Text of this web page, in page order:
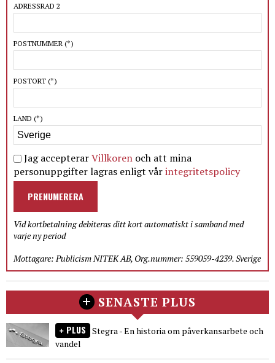
ADRESSRAD 2
POSTNUMMER (*)
POSTORT (*)
LAND (*)
Jag accepterarVillkoren och att mina
personuppgifter lagras enligt vårintegritetspolicy
PRENUMERERA
Vid kortbetalning debiteras ditt kort automatiskt i samband med
varje ny period
Mottagare: Publicism NITEK AB, Org.nummer: 559059-4239. Sverige
SENASTE PLUS
PLUS Stegra - En historia om påverkansarbete och
vandel